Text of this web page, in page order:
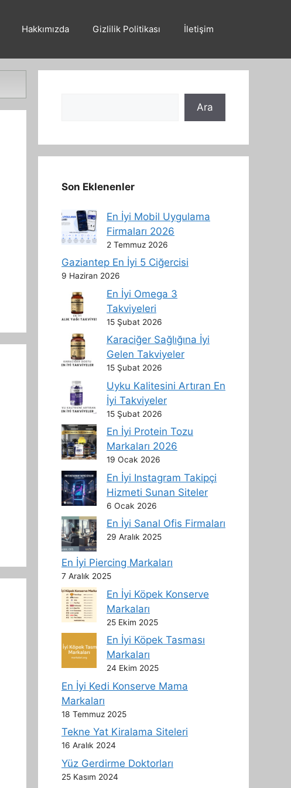
Hakkımızda Gizlilik Politikası İletişim
Ara
Son Eklenenler
En İyi Mobil Uygulama
Firmaları 2026
2 Temmuz 2026
Gaziantep En İyi 5 Ciğercisi
9 Haziran 2026
En İyi Omega 3
Takviyeleri
15 Şubat 2026
Karaciğer Sağlığına İyi
Gelen Takviyeler
15 Şubat 2026
Uyku Kalitesini Artıran En
İyi Takviyeler
15 Şubat 2026
En İyi Protein Tozu
Markaları 2026
19 Ocak 2026
En İyi Instagram Takipçi
Hizmeti Sunan Siteler
6 Ocak 2026
En İyi Sanal Ofis Firmaları
29 Aralık 2025
En İyi Piercing Markaları
7 Aralık 2025
En İyi Köpek Konserve
Markaları
25 Ekim 2025
En İyi Köpek Tasması
Markaları
24 Ekim 2025
En İyi Kedi Konserve Mama
Markaları
18 Temmuz 2025
Tekne Yat Kiralama Siteleri
16 Aralık 2024
Yüz Gerdirme Doktorları
25 Kasım 2024